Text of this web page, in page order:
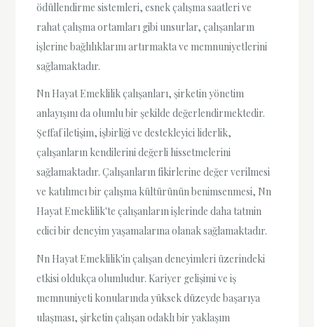
ödüllendirme sistemleri, esnek çalışma saatleri ve
rahat çalışma ortamları gibi unsurlar, çalışanların
işlerine bağlılıklarını artırmakta ve memnuniyetlerini
sağlamaktadır.
Nn Hayat Emeklilik çalışanları, şirketin yönetim
anlayışını da olumlu bir şekilde değerlendirmektedir.
Şeffaf iletişim, işbirliği ve destekleyici liderlik,
çalışanların kendilerini değerli hissetmelerini
sağlamaktadır. Çalışanların fikirlerine değer verilmesi
ve katılımcı bir çalışma kültürünün benimsenmesi, Nn
Hayat Emeklilik'te çalışanların işlerinde daha tatmin
edici bir deneyim yaşamalarına olanak sağlamaktadır.
Nn Hayat Emeklilik'in çalışan deneyimleri üzerindeki
etkisi oldukça olumludur. Kariyer gelişimi ve iş
memnuniyeti konularında yüksek düzeyde başarıya
ulaşması, şirketin çalışan odaklı bir yaklaşım